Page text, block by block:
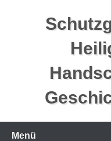
Menü